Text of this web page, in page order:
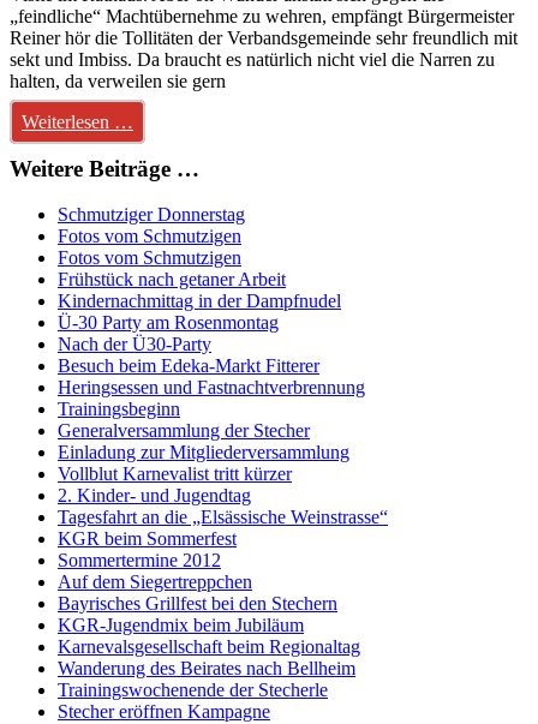
„feindliche“ Machtübernehme zu wehren, empfängt Bürgermeister
Reiner hör die Tollitäten der Verbandsgemeinde sehr freundlich mit
sekt und Imbiss. Da braucht es natürlich nicht viel die Narren zu
halten, da verweilen sie gern
Weiterlesen …
Weitere Beiträge …
Schmutziger Donnerstag
Fotos vom Schmutzigen
Fotos vom Schmutzigen
Frühstück nach getaner Arbeit
Kindernachmittag in der Dampfnudel
Ü-30 Party am Rosenmontag
Nach der Ü30-Party
Besuch beim Edeka-Markt Fitterer
Heringsessen und Fastnachtverbrennung
Trainingsbeginn
Generalversammlung der Stecher
Einladung zur Mitgliederversammlung
Vollblut Karnevalist tritt kürzer
2. Kinder- und Jugendtag
Tagesfahrt an die „Elsässische Weinstrasse“
KGR beim Sommerfest
Sommertermine 2012
Auf dem Siegertreppchen
Bayrisches Grillfest bei den Stechern
KGR-Jugendmix beim Jubiläum
Karnevalsgesellschaft beim Regionaltag
Wanderung des Beirates nach Bellheim
Trainingswochenende der Stecherle
Stecher eröffnen Kampagne